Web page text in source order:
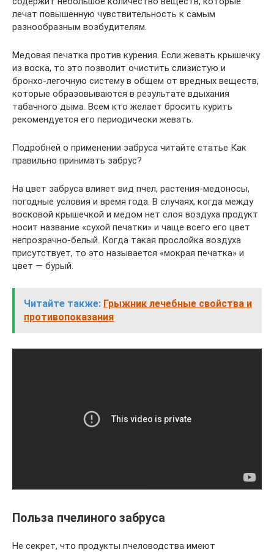
лечат повышенную чувствительность к самым
разнообразным возбудителям.
Медовая печатка против курения. Если жевать крышечку
из воска, то это позволит очистить слизистую и
бронхо-легочную систему в общем от вредных веществ,
которые образовываются в результате вдыхания
табачного дыма. Всем кто желает бросить курить
рекомендуется его периодически жевать.
Подробней о применении забруса читайте статье Как
правильно принимать забрус?
На цвет забруса влияет вид пчел, растения-медоносы,
погодные условия и время года. В случаях, когда между
восковой крышечкой и медом нет слоя воздуха продукт
носит название «сухой печатки» и чаще всего его цвет
непрозрачно-белый. Когда такая прослойка воздуха
присутствует, то это называется «мокрая печатка» и
цвет — бурый.
Читайте также: Грыжник лечебные свойства и
противопоказания
Польза пчелиного забруса
Не секрет, что продукты пчеловодства имеют